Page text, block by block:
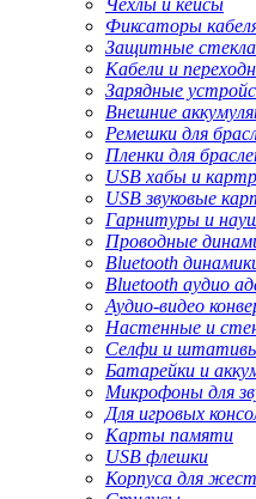
Чехлы и кейсы
Фиксаторы
Защитные стекла
Кабели и
Зарядные
Внешние
Ремешки для
Пленки для
USB хабы и
USB звуковые
Гарнитуры и
Проводные
Bluetooth
Bluetooth аудио
Аудио-видео
Настенные и
Селфи и
Батарейки и
Микрофоны для
Для игровых
Карты памяти
USB флешки
Корпуса для